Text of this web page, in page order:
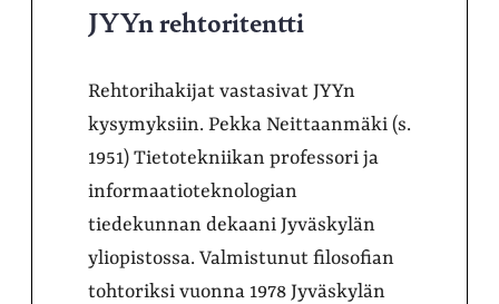
JYYn rehtoritentti
Rehtorihakijat vastasivat JYYn
kysymyksiin. Pekka Neittaanmäki (s.
1951) Tietotekniikan professori ja
informaatioteknologian
tiedekunnan dekaani Jyväskylän
yliopistossa. Valmistunut filosofian
tohtoriksi vuonna 1978 Jyväskylän